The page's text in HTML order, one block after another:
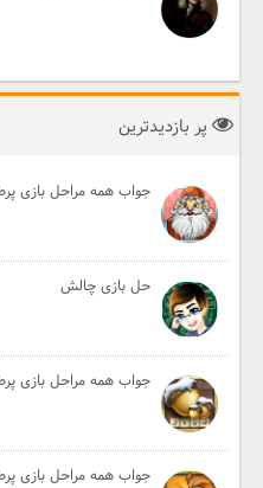
پر بازدیدترین
جواب همه مراحل بازی
حل بازی چالش
جواب همه مراحل بازی
جواب همه مراحل بازی